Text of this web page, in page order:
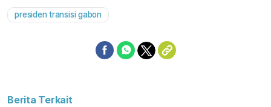
presiden transisi gabon
Berita Terkait